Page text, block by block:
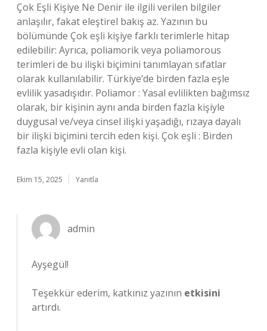
Çok Eşli Kişiye Ne Denir ile ilgili verilen bilgiler
anlaşılır, fakat eleştirel bakış az. Yazının bu
bölümünde Çok eşli kişiye farklı terimlerle hitap
edilebilir: Ayrıca, poliamorik veya poliamorous
terimleri de bu ilişki biçimini tanımlayan sıfatlar
olarak kullanılabilir. Türkiye’de birden fazla eşle
evlilik yasadışıdır. Poliamor : Yasal evlilikten bağımsız
olarak, bir kişinin aynı anda birden fazla kişiyle
duygusal ve/veya cinsel ilişki yaşadığı, rızaya dayalı
bir ilişki biçimini tercih eden kişi. Çok eşli : Birden
fazla kişiyle evli olan kişi.
Ekim 15, 2025 Yanıtla
admin
Ayşegül!
Teşekkür ederim, katkınız yazının etkisini
artırdı.